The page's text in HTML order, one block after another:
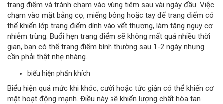
trang điểm và tránh chạm vào vùng tiêm sau vài ngày đầu. Việc
chạm vào mặt bằng cọ, miếng bông hoặc tay để trang điểm có
thể khiến lớp trang điểm dính vào vết thương, làm tăng nguy cơ
nhiễm trùng. Buổi hẹn trang điểm sẽ không mất quá nhiều thời
gian, bạn có thể trang điểm bình thường sau 1-2 ngày nhưng
cần phải thật nhẹ nhàng.
biểu hiện phấn khích
Biểu hiện quá mức khi khóc, cười hoặc tức giận có thể khiến cơ
mặt hoạt động mạnh. Điều này sẽ khiến lượng chất hòa tan